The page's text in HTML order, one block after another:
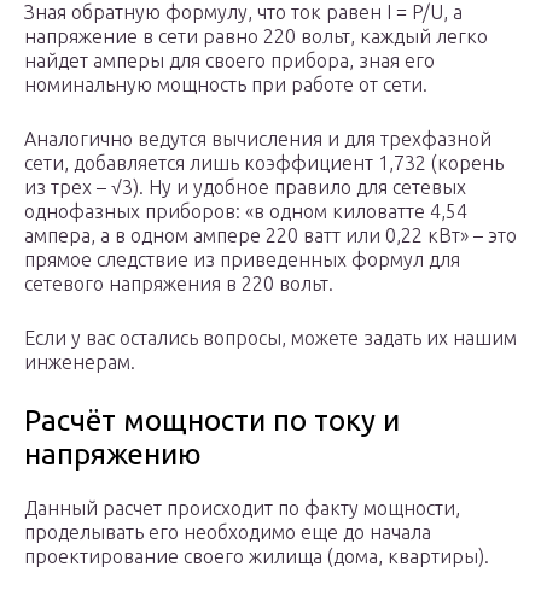
Зная обратную формулу, что ток равен I = P/U, а
напряжение в сети равно 220 вольт, каждый легко
найдет амперы для своего прибора, зная его
номинальную мощность при работе от сети.
Аналогично ведутся вычисления и для трехфазной
сети, добавляется лишь коэффициент 1,732 (корень
из трех – √3). Ну и удобное правило для сетевых
однофазных приборов: «в одном киловатте 4,54
ампера, а в одном ампере 220 ватт или 0,22 кВт» – это
прямое следствие из приведенных формул для
сетевого напряжения в 220 вольт.
Если у вас остались вопросы, можете задать их нашим
инженерам.
Расчёт мощности по току и
напряжению
Данный расчет происходит по факту мощности,
проделывать его необходимо еще до начала
проектирование своего жилища (дома, квартиры).